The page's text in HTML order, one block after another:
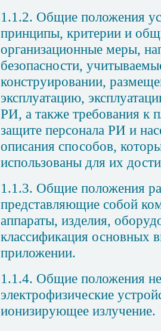
1.1.2. Общие положения
принципы, критерии и
организационные меры,
безопасности,
конструировании,
эксплуатацию,
РИ, а также требования к
защите персонала РИ и
описания способов,
использованы для их
1.1.3. Общие положения
представляющие собой
аппараты, изделия,
классификация основных
приложении.
1.1.4. Общие положения
электрофизические
ионизирующее излучение.